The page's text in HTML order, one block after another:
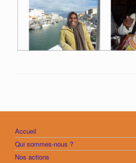
Accueil
Qui sommes-nous ?
Nos actions